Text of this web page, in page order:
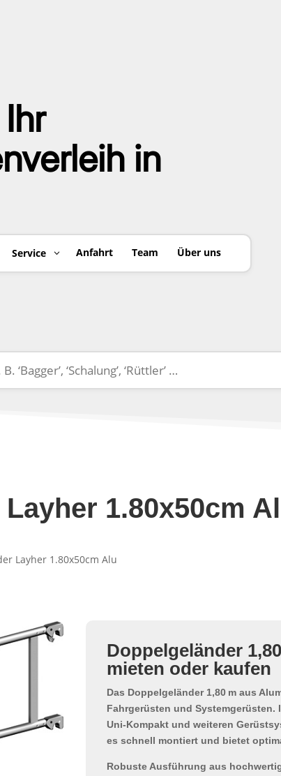
in
Service Anfahrt Team Über uns
1.80x50cm
Layher 1.80x50cm Alu
Doppelgeländer
mieten oder kaufen
Das Doppelgeländer 1,80 m aus
Fahrgerüsten und Systemgerüsten.
Uni-Kompakt und weiteren
es schnell montiert und bietet
Robuste Ausführung aus